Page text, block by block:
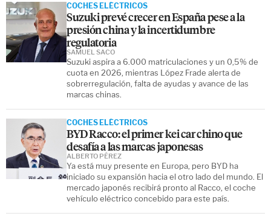
COCHES ELÉCTRICOS
Suzuki prevé crecer en España pese a la
presión china y la incertidumbre
regulatoria
Suzuki aspira a 6.000 matriculaciones y un 0,5% de
cuota en 2026, mientras López Frade alerta de
sobrerregulación, falta de ayudas y avance de las
marcas chinas.
SAMUEL SACO
COCHES ELÉCTRICOS
BYD Racco: el primer kei car chino que
desafía a las marcas japonesas
Ya está muy presente en Europa, pero BYD ha
iniciado su expansión hacia el otro lado del mundo. El
mercado japonés recibirá pronto al Racco, el coche
vehículo eléctrico concebido para este país.
ALBERTO PÉREZ